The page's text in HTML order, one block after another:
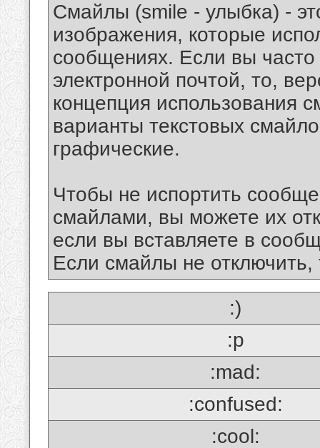
Смайлы (smile - улыбка) -
изображения, которые
сообщениях. Если вы часто
электронной почтой, то,
концепция использования
варианты текстовых
графические.
Чтобы не испортить
смайлами, вы можете их
если вы вставляете в
Если смайлы не отключить,
:)
:p
:mad:
:confused:
:cool: